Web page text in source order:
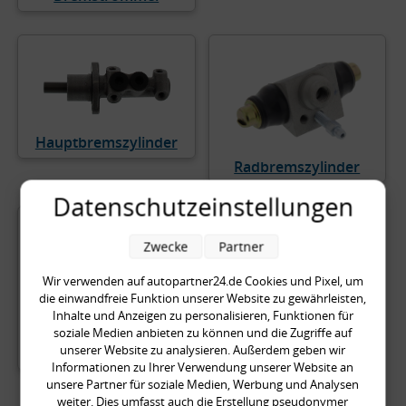
Hauptbremszylinder
Radbremszylinder
Zubehörsatz,
Bremsbacken
Datenschutzeinstellungen
Wir verwenden auf autopartner24.de Cookies und Pixel, um
die einwandfreie Funktion unserer Website zu gewährleisten,
Inhalte und Anzeigen zu personalisieren, Funktionen für
soziale Medien anbieten zu können und die Zugriffe auf
unserer Website zu analysieren. Außerdem geben wir
Informationen zu Ihrer Verwendung unserer Website an
unsere Partner für soziale Medien, Werbung und Analysen
weiter. Dies umfasst auch die Erstellung pseudonymer
Zwecke Partner